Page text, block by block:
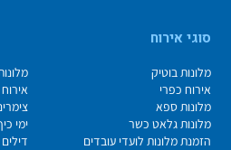
סוגי אירוח
מלונות בוטיק
אירוח כפרי
מלונות ספא
מלונות גלאט כשר
ימי
הזמנת מלונות לועדי עובדים